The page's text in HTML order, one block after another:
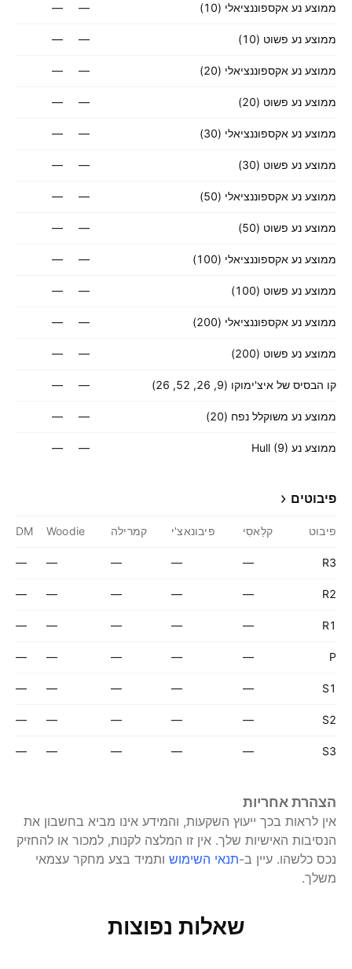
ממוצע נע אקספוננציאלי (10) —
—
ממוצע נע פשוט (10) —
—
ממוצע נע אקספוננציאלי (20) —
—
ממוצע נע פשוט (20) —
—
ממוצע נע אקספוננציאלי (30) —
—
ממוצע נע פשוט (30) —
—
ממוצע נע אקספוננציאלי (50) —
—
ממוצע נע פשוט (50) —
—
ממוצע נע אקספוננציאלי (100) —
—
ממוצע נע פשוט (100) —
—
ממוצע נע אקספוננציאלי (200) —
—
ממוצע נע פשוט (200) —
—
קו הבסיס של איצ'ימוקו (9, 26, 52, 26) —
—
ממוצע נע משוקלל נפח (20) —
—
ממוצע נע Hull (9) —
—
פיבוטים
פיבוט קלַאסִי פיבונאצ'י קמרילה Woodie
DM
R3
—
—
—
—
—
R2
—
—
—
—
—
R1
—
—
—
—
—
P
—
—
—
—
—
S1
—
—
—
—
—
S2
—
—
—
—
—
S3
—
—
—
—
—
הצהרת אחריות
אין לראות בכך ייעוץ השקעות, והמידע אינו מביא בחשבון את
הנסיבות האישיות שלך. אין זו המלצה לקנות, למכור או להחזיק
נכס כלשהו. עיין ב-תנאי השימוש ותמיד בצע מחקר עצמאי
משלך.
שאלות נפוצות